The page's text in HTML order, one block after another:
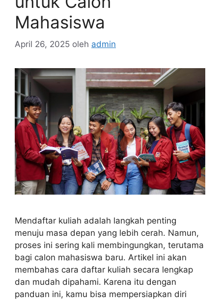
Mahasiswa
April 26, 2025 oleh admin
Mendaftar kuliah adalah langkah penting
menuju masa depan yang lebih cerah. Namun,
proses ini sering kali membingungkan, terutama
bagi calon mahasiswa baru. Artikel ini akan
membahas cara daftar kuliah secara lengkap
dan mudah dipahami. Karena itu dengan
panduan ini, kamu bisa mempersiapkan diri